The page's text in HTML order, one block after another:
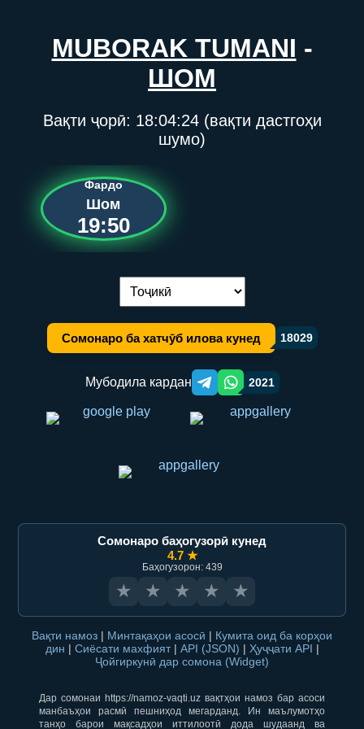
MUBORAK TUMANI -
ШОМ
Вақти ҷорӣ: 18:04:24(вақти дастгоҳи
шумо)
Фардо
Шом
19:50
Иваз кардани забон:
Сомонаро ба хатчӯб илова кунед 18029
Мубодила кардан Telegram orqali ulashish
WhatsApp orqali ulashish
2021
Сомонаро баҳогузорӣ кунед
4.7 ★
Баҳогузорон: 439
★ ★ ★ ★ ★
Вақти намоз | Минтақаҳои асосӣ | Кумита оид ба корҳои
дин | Сиёсати махфият | API (JSON) | Ҳуҷҷати API |
Ҷойгиркунӣ дар сомона (Widget)
Дар сомонаи https://namoz-vaqti.uz вақтҳои намоз бар асоси
манбаъҳои расмӣ пешниҳод мегарданд. Ин маълумотҳо
танҳо барои мақсадҳои иттилоотӣ дода шудаанд ва